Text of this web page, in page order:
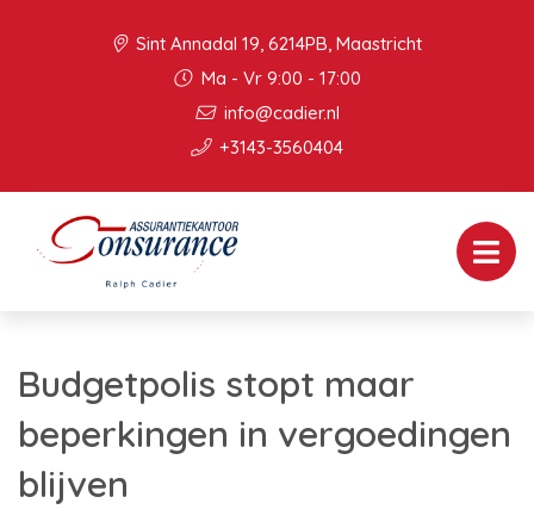
Sint Annadal 19, 6214PB, Maastricht
Ma - Vr 9:00 - 17:00
info@cadier.nl
+3143-3560404
Budgetpolis stopt maar
beperkingen in vergoedingen
blijven